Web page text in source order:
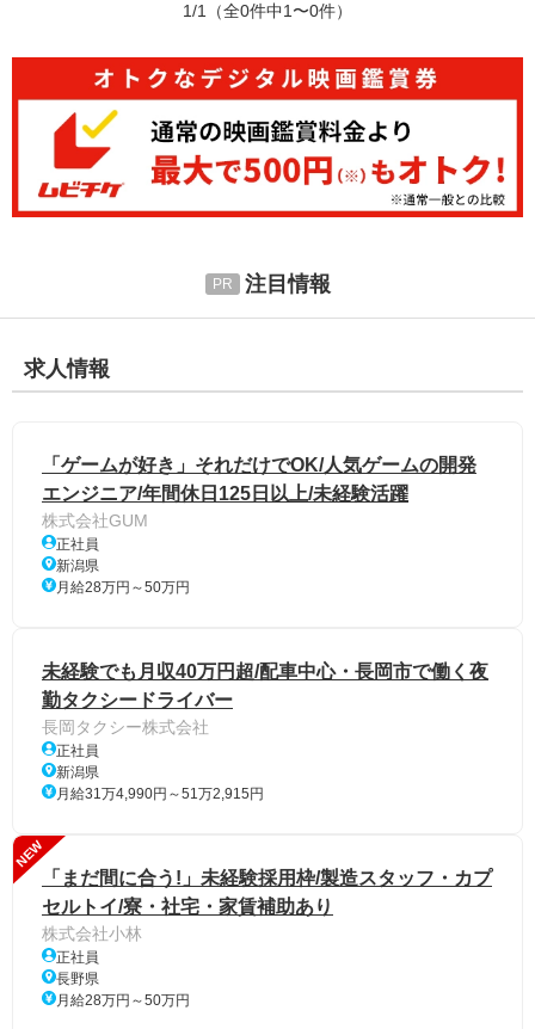
1/1 （全0件中1〜0件）
注目情報
求人情報
「ゲームが好き」それだけでOK/人気ゲームの開発
エンジニア/年間休日125日以上/未経験活躍
株式会社GUM
正社員
新潟県
月給28万円～50万円
未経験でも月収40万円超/配車中心・長岡市で働く夜
勤タクシードライバー
長岡タクシー株式会社
正社員
新潟県
月給31万4,990円～51万2,915円
NEW
「まだ間に合う!」未経験採用枠/製造スタッフ・カプ
セルトイ/寮・社宅・家賃補助あり
株式会社小林
正社員
長野県
月給28万円～50万円